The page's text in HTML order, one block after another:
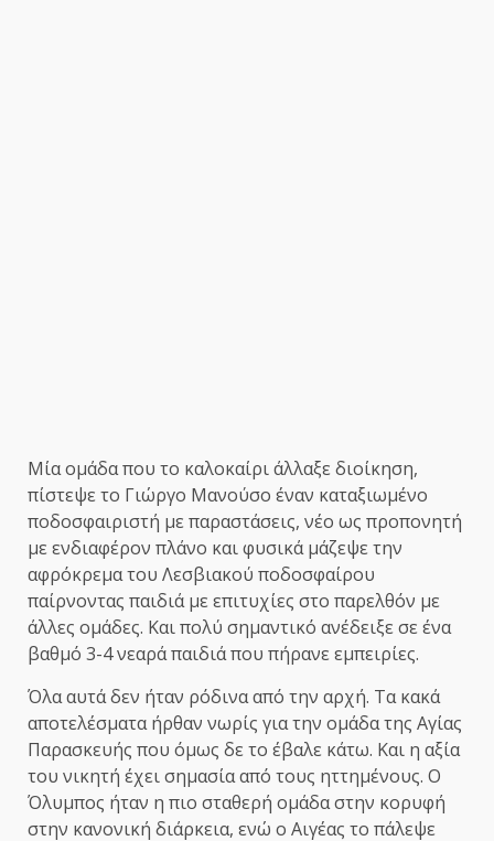
Μία ομάδα που το καλοκαίρι άλλαξε διοίκηση,
πίστεψε το Γιώργο Μανούσο έναν καταξιωμένο
ποδοσφαιριστή με παραστάσεις, νέο ως προπονητή
με ενδιαφέρον πλάνο και φυσικά μάζεψε την
αφρόκρεμα του Λεσβιακού ποδοσφαίρου
παίρνοντας παιδιά με επιτυχίες στο παρελθόν με
άλλες ομάδες. Και πολύ σημαντικό ανέδειξε σε ένα
βαθμό 3-4 νεαρά παιδιά που πήρανε εμπειρίες.
Όλα αυτά δεν ήταν ρόδινα από την αρχή. Τα κακά
αποτελέσματα ήρθαν νωρίς για την ομάδα της Αγίας
Παρασκευής που όμως δε το έβαλε κάτω. Και η αξία
του νικητή έχει σημασία από τους ηττημένους. Ο
Όλυμπος ήταν η πιο σταθερή ομάδα στην κορυφή
στην κανονική διάρκεια, ενώ ο Αιγέας το πάλεψε